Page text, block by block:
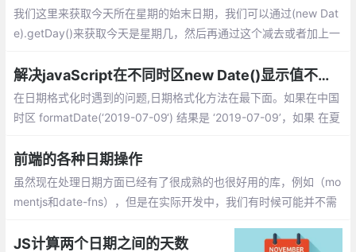
我们这里来获取今天所在星期的始末日期，我们可以通过(new Dat
e).getDay()来获取今天是星期几，然后再通过这个减去或者加上一
解决javaScript在不同时区new Date()显示值不同问题
在日期格式化时遇到的问题,日期格式化方法在最下面。如果在中国
时区 formatDate(‘2019-07-09‘) 结果是 ‘2019-07-09’，如果 在夏
果是 ‘2019-07-08’
前端的各种日期操作
虽然现在处理日期方面已经有了很成熟的也很好用的库，例如（mo
mentjs和date-fns），但是在实际开发中，我们有时候可能并不需
操作，也算是比较全的了
JS计算两个日期之间的天数